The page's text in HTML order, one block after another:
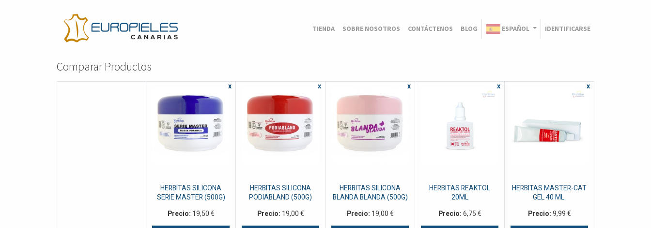
TIENDA SOBRE NOSOTROS CONTÁCTENOS BLOG ESPAÑOL IDENTIFICARSE
Comparar Productos
x x x x x
HERBITAS SILICONA
SERIE MASTER (500G)
Precio: 19,50€
HERBITAS SILICONA
PODIABLAND (500G)
Precio: 19,00€
HERBITAS SILICONA
BLANDA BLANDA (500G)
Precio: 19,00€
HERBITAS REAKTOL
20ML
Precio:6,75€
HERBITAS MASTER-CAT
GEL 40 ML.
Precio:9,99€